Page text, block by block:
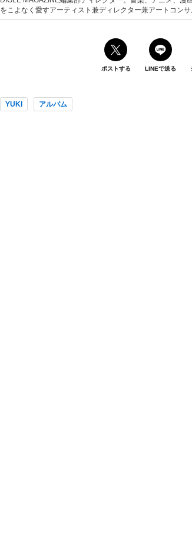
をこよなく愛すアーティスト兼ディレクター兼アートコンサ
ポストする LINEで送る
YUKI アルバム